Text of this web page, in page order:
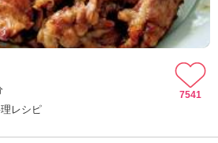
エ
デ
ュ
ョ
レシピ
7541